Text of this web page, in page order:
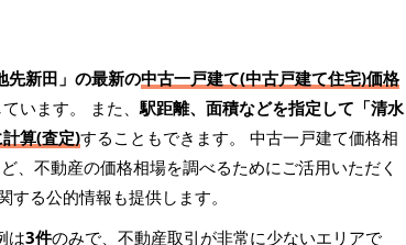
先新田」の最新の中古一戸建て(中古戸建て住宅)価格
います。 また、 駅距離、面積などを指定して「清水
算(査定)することもできます。 中古一戸建て価格相
、不動産の価格相場を調べるためにご活用いただく
する公的情報も提供します。
は3件のみで、不動産取引が非常に少ないエリアで